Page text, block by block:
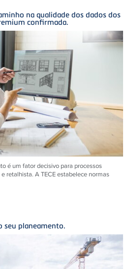
na qualidade dos dados dos
confirmada.
é um fator decisivo para processos
retalhista. ATECEestabelece normas
seu planeamento.